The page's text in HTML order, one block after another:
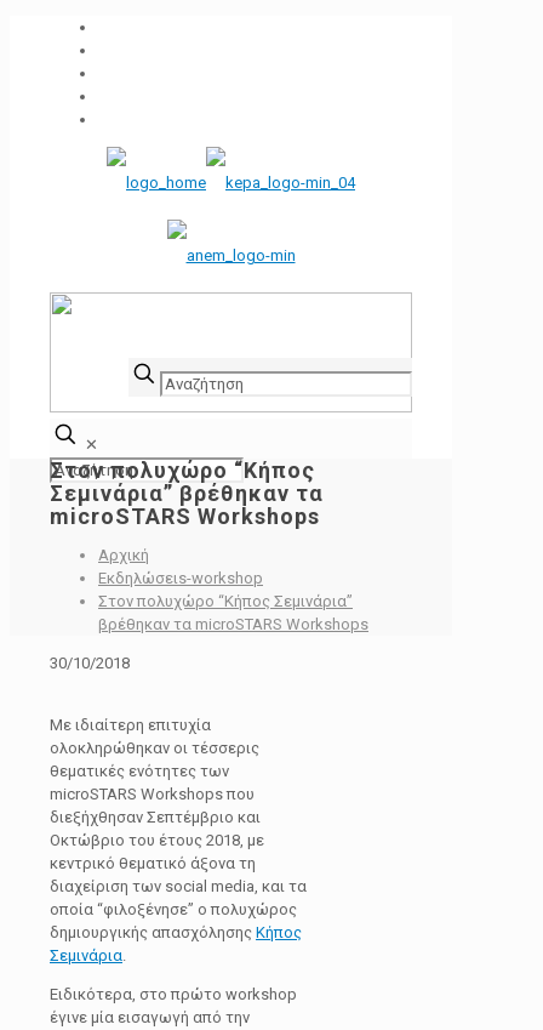
✕
Στον πολυχώρο “Κήπος
Σεμινάρια” βρέθηκαν τα
microSTARS Workshops
Αρχική
Εκδηλώσειs-workshop
Στον πολυχώρο “Κήπος Σεμινάρια”
βρέθηκαν τα microSTARS Workshops
30/10/2018
Με ιδιαίτερη επιτυχία
ολοκληρώθηκαν οι τέσσερις
θεματικές ενότητες των
microSTARS Workshops που
διεξήχθησαν Σεπτέμβριο και
Οκτώβριο του έτους 2018, με
κεντρικό θεματικό άξονα τη
διαχείριση των social media, και τα
οποία “φιλοξένησε” ο πολυχώρος
δημιουργικής απασχόλησης Κήπος
Σεμινάρια.
Ειδικότερα, στο πρώτο workshop
έγινε μία εισαγωγή από την